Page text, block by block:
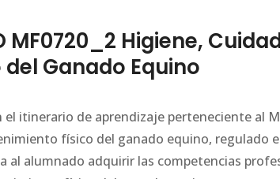
MF0720_2 Higiene,
Ganado Equino
el itinerario de aprendizaje perteneciente al
físico del ganado equino, regulado
al alumnado adquirir las competencias